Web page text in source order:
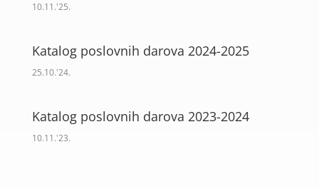
10.11.'25.
Katalog poslovnih darova 2024-2025
25.10.'24.
Katalog poslovnih darova 2023-2024
10.11.'23.